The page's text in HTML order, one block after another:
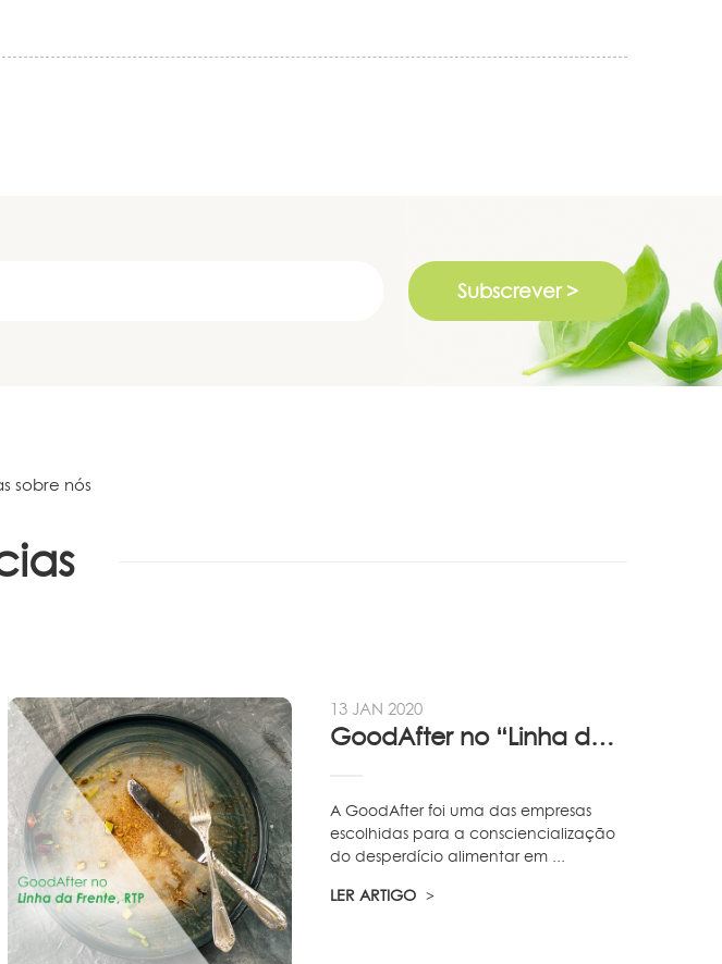
Subscrever >
sobre nós
13 JAN 2020
GoodAfter no “Linha da Frente” RTP
A GoodAfter foi uma das empresas
escolhidas para a consciencialização
do desperdício alimentar em ...
LER ARTIGO